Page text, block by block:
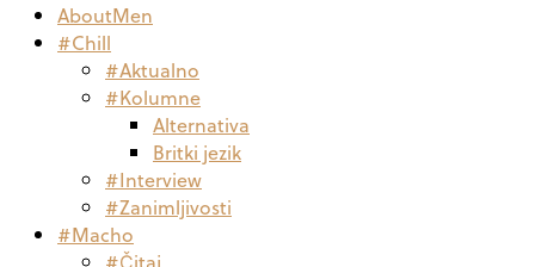
AboutMen
#Chill
#Aktualno
#Kolumne
Alternativa
Britki jezik
#Interview
#Zanimljivosti
#Macho